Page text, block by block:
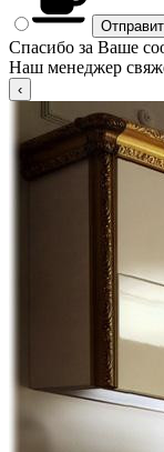
Спасибо за Ваше
Наш менеджер